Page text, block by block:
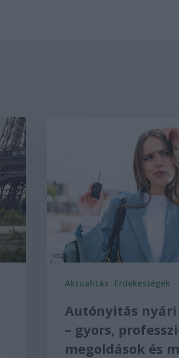
Aktualitás Érdekességek
Autónyitás nyári
– gyors,
megoldások és